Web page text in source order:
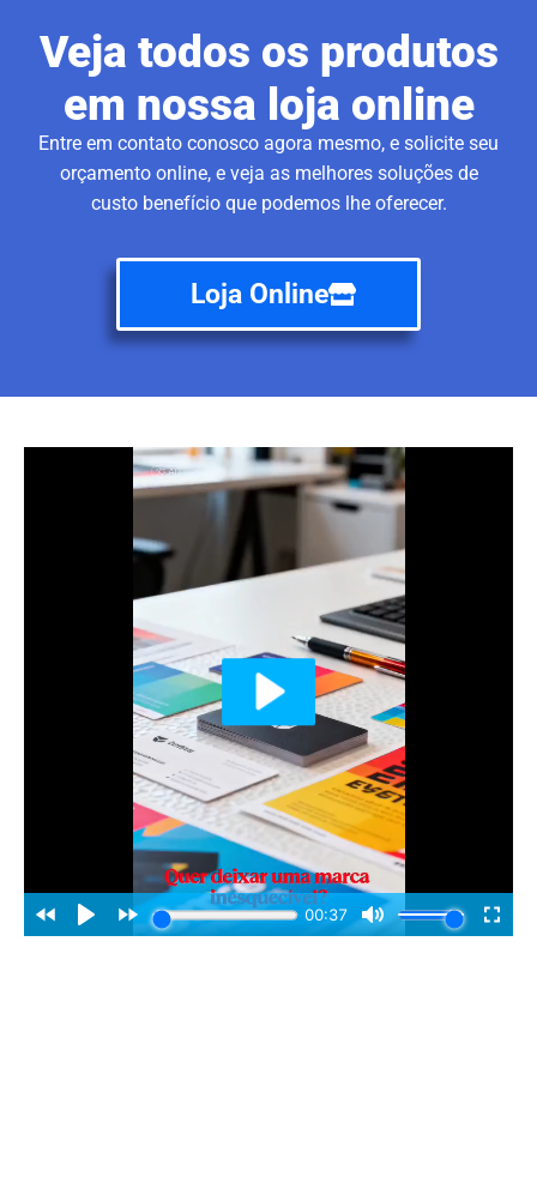
Veja todos os produtos
em nossa loja online
Entre em contato conosco agora mesmo, e solicite seu
orçamento online, e veja as melhores soluções de
custo benefício que podemos lhe oferecer.
Loja Online